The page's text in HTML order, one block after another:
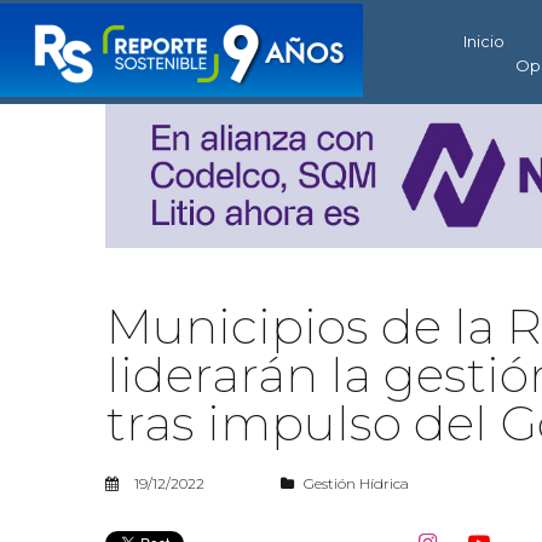
Inicio
Municipios de la
liderarán la
tras impulso del
19/12/2022 Gestión Hídrica